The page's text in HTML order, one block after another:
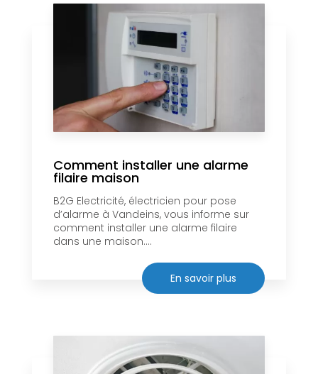
Comment installer une alarme
filaire maison
B2G Electricité, électricien pour pose
d’alarme à Vandeins, vous informe sur
comment installer une alarme filaire
dans une maison....
En savoir plus